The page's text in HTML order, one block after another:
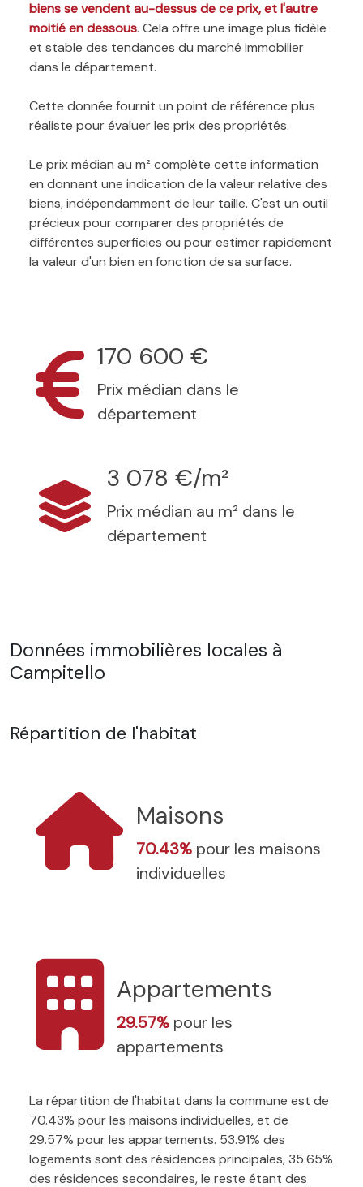
biens se vendent au-dessus de ce prix, et l'autre
moitié en dessous. Cela offre une image plus fidèle
et stable des tendances du marché immobilier
dans le département.
Cette donnée fournit un point de référence plus
réaliste pour évaluer les prix des propriétés.
Le prix médian au m² complète cette information
en donnant une indication de la valeur relative des
biens, indépendamment de leur taille. C'est un outil
précieux pour comparer des propriétés de
différentes superficies ou pour estimer rapidement
la valeur d'un bien en fonction de sa surface.
170 600 €
Prix médian dans le
département
3 078 €/m²
Prix médian au m² dans le
département
Données immobilières locales à
Campitello
Répartition de l'habitat
Maisons
70.43% pour les maisons
individuelles
Appartements
29.57% pour les
appartements
La répartition de l'habitat dans la commune est de
70.43% pour les maisons individuelles, et de
29.57% pour les appartements. 53.91% des
logements sont des résidences principales, 35.65%
des résidences secondaires, le reste étant des